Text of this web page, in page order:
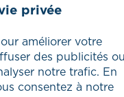
privée
améliorer votre
des publicités
notre trafic. En
consentez à notre